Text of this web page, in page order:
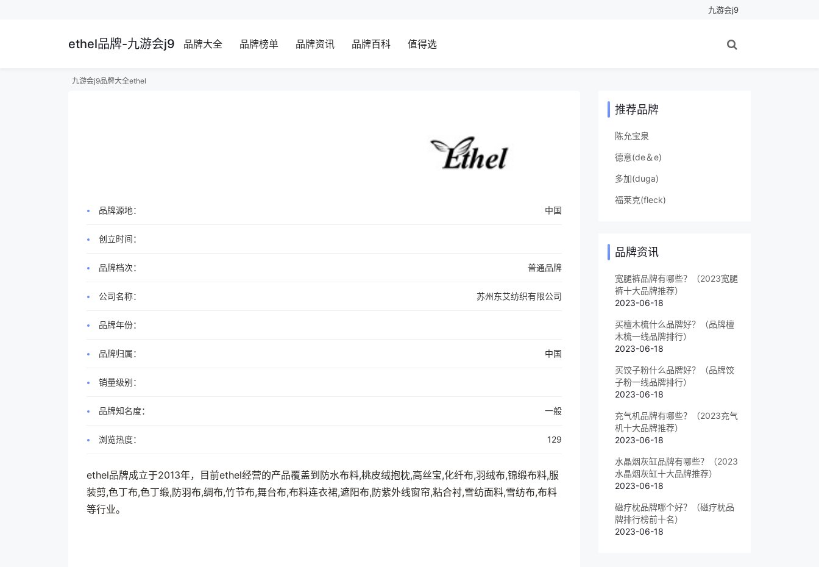
九游会j9
ethel品牌-九游会j9 品牌大全 品牌榜单 品牌资讯 品牌百科 值得选
九游会j9品牌大全ethel
品牌源地： 中国
创立时间：
品牌档次： 普通品牌
公司名称： 苏州东艾纺织有限公司
品牌年份：
品牌归属： 中国
销量级别：
品牌知名度： 一般
浏览热度： 129
ethel品牌成立于2013年，目前ethel经营的产品覆盖到防水布料,桃皮绒抱枕,高丝宝,化纤布,羽绒布,锦缎布料,服
装剪,色丁布,色丁缎,防羽布,绸布,竹节布,舞台布,布料连衣裙,遮阳布,防紫外线窗帘,粘合衬,雪纺面料,雪纺布,布料
等行业。
推荐品牌
陈允宝泉
德意(de＆e)
多加(duga)
福莱克(fleck)
品牌资讯
宽腿裤品牌有哪些？（2023宽腿
裤十大品牌推荐）
2023-06-18
买檀木梳什么品牌好？（品牌檀
木梳一线品牌排行）
2023-06-18
买饺子粉什么品牌好？（品牌饺
子粉一线品牌排行）
2023-06-18
充气机品牌有哪些？（2023充气
机十大品牌推荐）
2023-06-18
水晶烟灰缸品牌有哪些？（2023
水晶烟灰缸十大品牌推荐）
2023-06-18
磁疗枕品牌哪个好？（磁疗枕品
牌排行榜前十名）
2023-06-18